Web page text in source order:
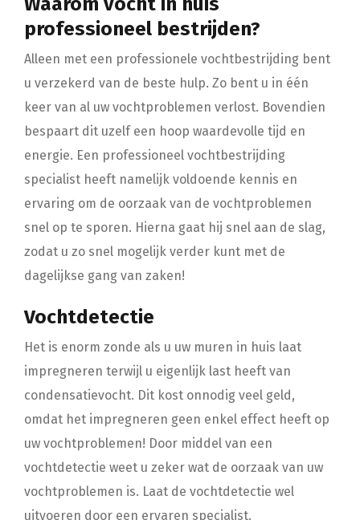
professioneel bestrijden?
Alleen met een professionele vochtbestrijding bent
u verzekerd van de beste hulp. Zo bent u in één
keer van al uw vochtproblemen verlost. Bovendien
bespaart dit uzelf een hoop waardevolle tijd en
energie. Een professioneel vochtbestrijding
specialist heeft namelijk voldoende kennis en
ervaring om de oorzaak van de vochtproblemen
snel op te sporen. Hierna gaat hij snel aan de slag,
zodat u zo snel mogelijk verder kunt met de
dagelijkse gang van zaken!
Vochtdetectie
Het is enorm zonde als u uw muren in huis laat
impregneren terwijl u eigenlijk last heeft van
condensatievocht. Dit kost onnodig veel geld,
omdat het impregneren geen enkel effect heeft op
uw vochtproblemen! Door middel van een
vochtdetectie weet u zeker wat de oorzaak van uw
vochtproblemen is. Laat de vochtdetectie wel
uitvoeren door een ervaren specialist.